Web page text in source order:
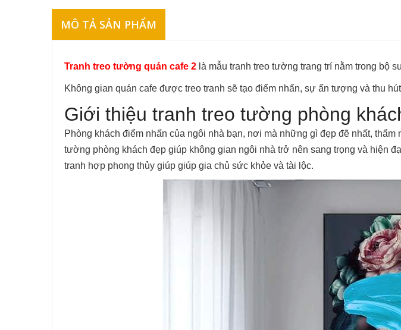
MÔ TẢ SẢN PHẨM
Tranh treo tường quán cafe 2 là mẫu tranh treo tường trang trí nằm trong bộ
Không gian quán cafe được treo tranh sẽ tạo điểm nhấn, sự ấn tượng và thu
Giới thiệu tranh treo tường phòng
Phòng khách điểm nhấn của ngôi nhà bạn, nơi mà những gì đẹp đẽ nhất,
tường phòng khách đẹp giúp không gian ngôi nhà trở nên sang trọng và hiện
tranh hợp phong thủy giúp giúp gia chủ sức khỏe và tài lộc.